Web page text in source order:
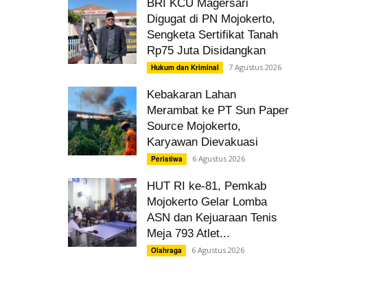
BRI KCU Magersari
Digugat di PN Mojokerto,
Sengketa Sertifikat Tanah
Rp75 Juta Disidangkan
Hukum dan Kriminal 7 Agustus 2026
Kebakaran Lahan
Merambat ke PT Sun Paper
Source Mojokerto,
Karyawan Dievakuasi
Peristiwa 6 Agustus 2026
HUT RI ke-81, Pemkab
Mojokerto Gelar Lomba
ASN dan Kejuaraan Tenis
Meja 793 Atlet...
Olahraga 6 Agustus 2026